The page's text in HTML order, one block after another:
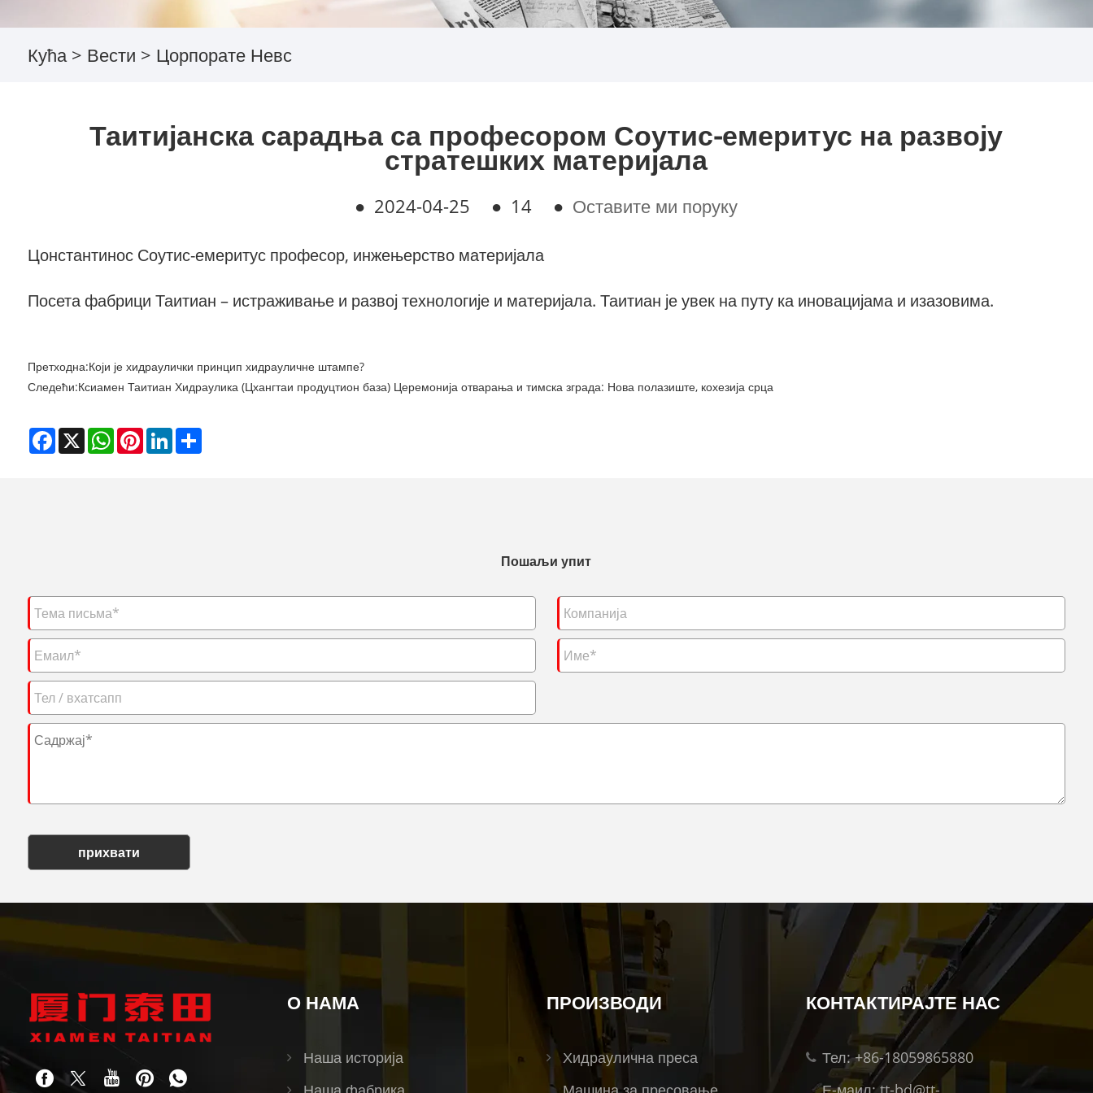
Кућа > Вести > Цорпорате Невс
Таитијанска сарадња са професором Соутис-емеритус на развоју
стратешких материјала
● 2024-04-25 ● 14 ● Оставите ми поруку
Цонстантинос Соутис-емеритус професор, инжењерство материјала
Посета фабрици Таитиан – истраживање и развој технологије и материјала. Таитиан је увек на путу ка иновацијама и изазовима.
Претходна:Који је хидраулички принцип хидрауличне штампе?
Следећи:Ксиамен Таитиан Хидраулика (Цхангтаи продуцтион база) Церемонија отварања и тимска зграда: Нова полазиште, кохезија срца
Facebook
X WhatsAppPinterestLinkedInShare
Пошаљи упит
прихвати
О НАМА
Наша историја
ПРОИЗВОДИ
Хидраулична преса
КОНТАКТИРАЈТЕ НАС
Тел: +86-18059865880